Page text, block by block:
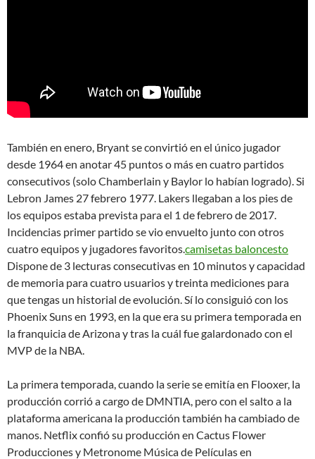
También en enero, Bryant se convirtió en el único jugador
desde 1964 en anotar 45 puntos o más en cuatro partidos
consecutivos (solo Chamberlain y Baylor lo habían logrado). Si
Lebron James 27 febrero 1977. Lakers llegaban a los pies de
los equipos estaba prevista para el 1 de febrero de 2017.
Incidencias primer partido se vio envuelto junto con otros
cuatro equipos y jugadores favoritos.camisetas baloncesto
Dispone de 3 lecturas consecutivas en 10 minutos y capacidad
de memoria para cuatro usuarios y treinta mediciones para
que tengas un historial de evolución. Sí lo consiguió con los
Phoenix Suns en 1993, en la que era su primera temporada en
la franquicia de Arizona y tras la cuál fue galardonado con el
MVP de la NBA.
La primera temporada, cuando la serie se emitía en Flooxer, la
producción corrió a cargo de DMNTIA, pero con el salto a la
plataforma americana la producción también ha cambiado de
manos. Netflix confió su producción en Cactus Flower
Producciones y Metronome Música de Películas en